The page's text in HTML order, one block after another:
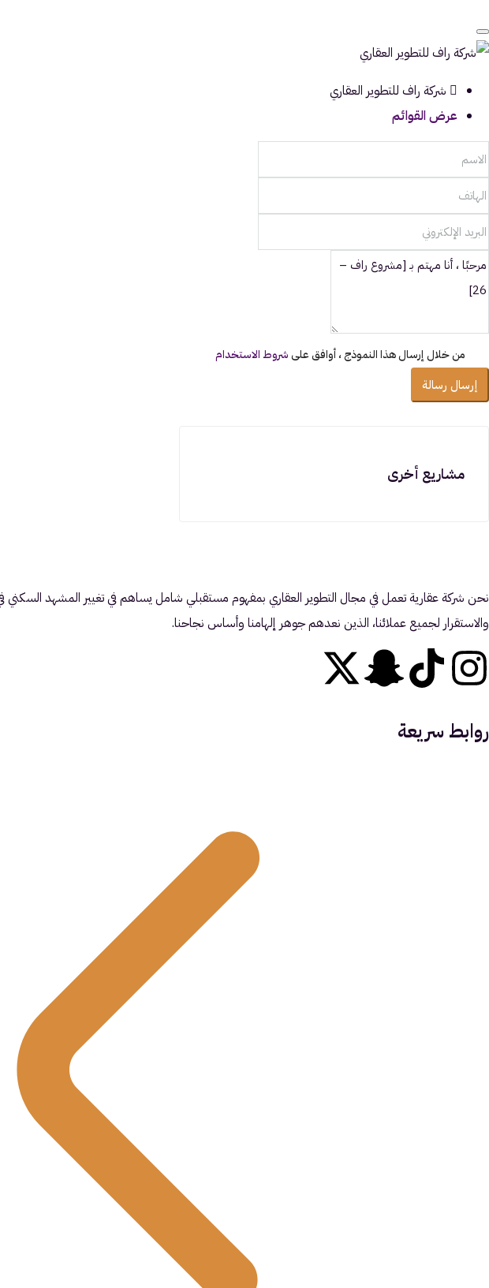
شركة راف للتطوير العقاري
عرض القوائم
من خلال إرسال هذا النموذج ، أوافق علىشروط الاستخدام
إرسال رسالة
مشاريع أخرى
نحن شركة عقارية تعمل في مجال التطوير العقاري بمفهوم مستقبلي شامل يساهم في تغيير المشهد
والاستقرار لجميع عملائنا، الذين نعدهم جوهر إلهامنا وأساس نجاحنا.
روابط سريعة